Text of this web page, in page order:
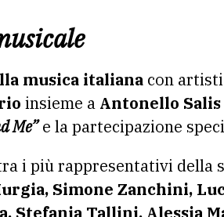
musica italiana con
insieme a Antonello Salis
Me”e la partecipazione
i più rappresentativi della
Simone Zanchini,
Stefania Tallini, Alessia